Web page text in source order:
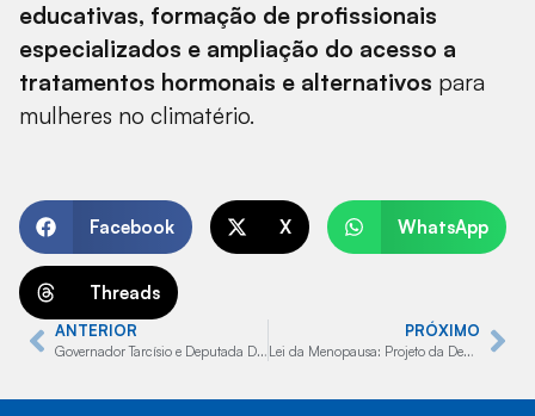
educativas, formação de profissionais
especializados e ampliação do acesso a
tratamentos hormonais e alternativos para
mulheres no climatério.
Facebook X WhatsApp
Threads
ANTERIOR
Governador Tarcísio e Deputada Dani Alonso anunciam R$ 8,5 milhões para combater a dengue em Marília e região
PRÓXIMO
Lei da Menopausa: Projeto da Deputada Dani Alonso se torna referência nacional